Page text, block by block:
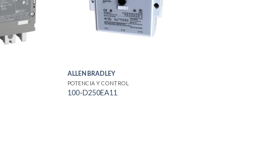
ALLEN BRADLEY
POTENCIA Y CONTROL
100-D250EA11